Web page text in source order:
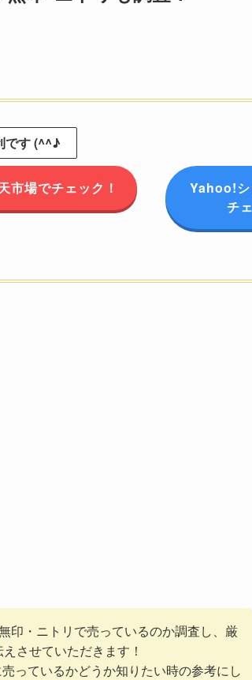
です (^^♪
市場でチェック！
Yahoo!シ
チ
印・ニトリで売っているのか調査し、厳
させていただきます！
っているかどうか知りたい時の参考にし